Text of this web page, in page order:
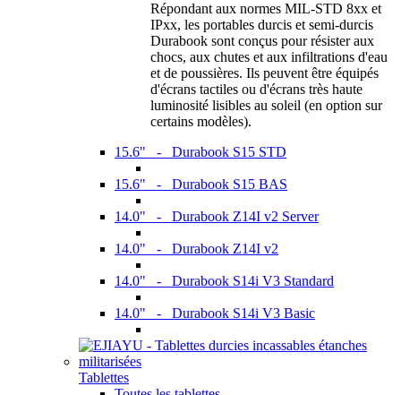
Répondant aux normes MIL-STD 8xx et
IPxx, les portables durcis et semi-durcis
Durabook sont conçus pour résister aux
chocs, aux chutes et aux infiltrations d'eau
et de poussières. Ils peuvent être équipés
d'écrans tactiles ou d'écrans très haute
luminosité lisibles au soleil (en option sur
certains modèles).
15.6" - Durabook S15 STD
15.6" - Durabook S15 BAS
14.0" - Durabook Z14I v2 Server
14.0" - Durabook Z14I v2
14.0" - Durabook S14i V3 Standard
14.0" - Durabook S14i V3 Basic
Tablettes